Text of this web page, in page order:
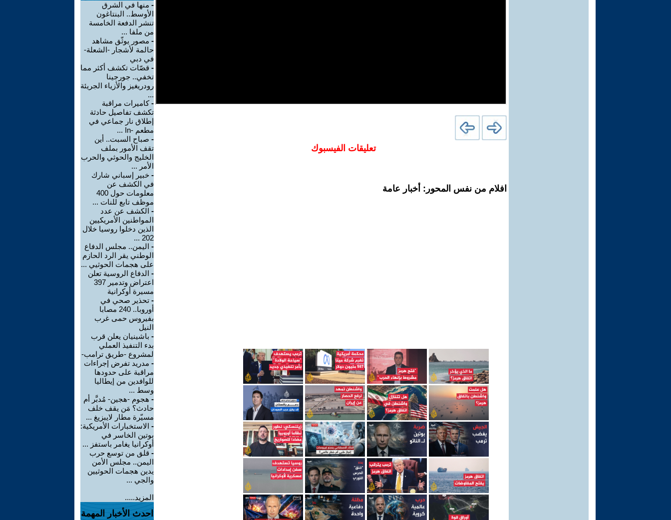
تعليقات الفيسبوك
افلام من نفس المحور: أخبار عامة
- منها في الشرق
الأوسط.. البنتاغون
تنشر الدفعة الخامسة
من ملفا ...
- مصور يوثّق مشاهد
حالمة لأشجار -الشعلة-
في دبي
- قصّات تكشف أكثر مما
تخفي.. جورجينا
رودريغيز والأزياء الجريئة
...
-كاميرات مراقبة
تكشف تفاصيل حادثة
إطلاق نار جماعي في
مطعم -In ...
- صباح السبت.. أين
تقف الأمور بملف
الخليج والحوثي والحرب
الأمر ...
- خبير إسباني شارك
في الكشف عن
معلومات حول 400
موظف تابع للنات ...
- الكشف عن عدد
المواطنين الأمريكيين
الذين دخلوا روسيا خلال
202 ...
- اليمن.. مجلس الدفاع
الوطني يقر الرد الحازم
على هجمات الحوثيي ...
- الدفاع الروسية تعلن
اعتراض وتدمير 397
مسيرة أوكرانية
- تحذير صحي في
أوروبا.. 240 مصابا
بفيروس حمى غرب
النيل
- باشينيان يعلن قرب
بدء التنفيذ العملي
لمشروع -طريق ترامب-
- مدريد تفرض إجراءات
مراقبة على حدودها
للوافدين من إيطاليا
وسط ...
- هجوم -هجين- مُدبَّر أم
حادث؟ مَن يقف خلف
مسيّرة مطار لايبزيغ ...
- الاستخبارات الأمريكية:
بوتين الخاسر في
أوكرانيا يغامر باستفز ...
- قلق من توسع حرب
اليمن.. مجلس الأمن
يدين هجمات الحوثيين
والجي ...
المزيد.....
احدث الأخبار المهمة